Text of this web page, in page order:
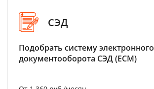
СЭД
Подобрать систему электронного
документооборота СЭД (ECM)